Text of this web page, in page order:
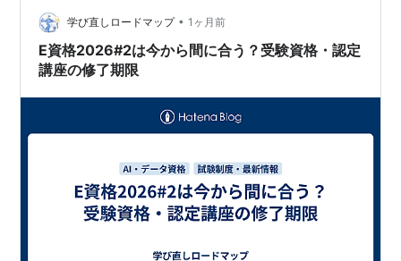
学び直しロードマップ • 1ヶ月前
E資格2026#2は今から間に合う？受験資格・認定
講座の修了期限